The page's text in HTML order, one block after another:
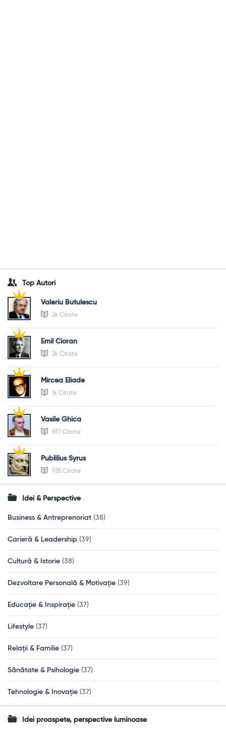
Top Autori
Valeriu Butulescu
2k Citate
Emil Cioran
2k Citate
Mircea Eliade
1k Citate
Vasile Ghica
977 Citate
Publilius Syrus
935 Citate
Idei & Perspective
Business & Antreprenoriat (38)
Carieră & Leadership (39)
Cultură & Istorie (38)
Dezvoltare Personală & Motivație (39)
Educație & Inspirație (37)
Lifestyle (37)
Relații & Familie (37)
Sănătate & Psihologie (37)
Tehnologie & Inovație (37)
Idei proaspete, perspective luminoase